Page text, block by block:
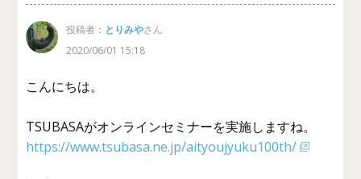
投稿者： とりみやさん
2020/06/01 15:18
こんにちは。
TSUBASAがオンラインセミナーを実施しますね。
https://www.tsubasa.ne.jp/aityoujyuku100th/